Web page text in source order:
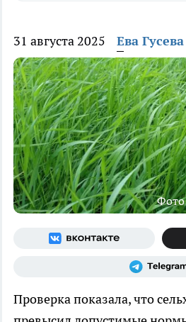
31 августа 2025 Ева Гусева
Фото
Проверка показала, что